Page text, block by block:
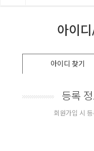
아이
아이디 찾기
등록
회원가입 시